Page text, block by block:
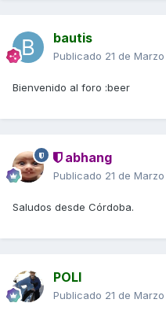
bautis
Publicado 21 de
Bienvenido al foro :beer
abhang
Publicado 21 de
Saludos desde Córdoba.
POLI
Publicado 21 de